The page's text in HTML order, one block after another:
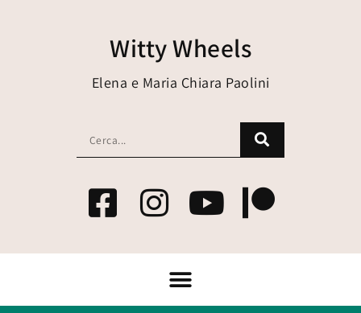
Witty Wheels
Elena e Maria Chiara Paolini